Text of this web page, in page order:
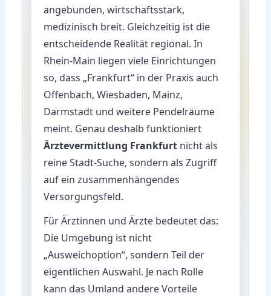
angebunden, wirtschaftsstark,
medizinisch breit. Gleichzeitig ist die
entscheidende Realität regional. In
Rhein-Main liegen viele Einrichtungen
so, dass „Frankfurt“ in der Praxis auch
Offenbach, Wiesbaden, Mainz,
Darmstadt und weitere Pendelräume
meint. Genau deshalb funktioniert
Ärztevermittlung Frankfurt nicht als
reine Stadt-Suche, sondern als Zugriff
auf ein zusammenhängendes
Versorgungsfeld.
Für Ärztinnen und Ärzte bedeutet das:
Die Umgebung ist nicht
„Ausweichoption“, sondern Teil der
eigentlichen Auswahl. Je nach Rolle
kann das Umland andere Vorteile